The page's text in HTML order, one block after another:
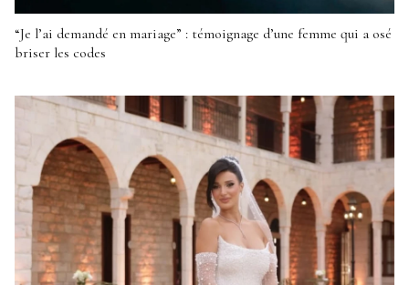
“Je l’ai demandé en mariage” : témoignage d’une femme qui a osé
briser les codes